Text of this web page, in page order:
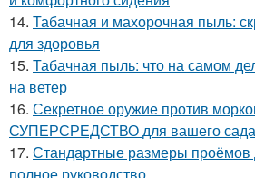
14. Табачная и махорочная пыль:
для здоровья
15. Табачная пыль: что на самом
на ветер
16. Секретное оружие против
СУПЕРСРЕДСТВО для вашего сада
17. Стандартные размеры проёмов